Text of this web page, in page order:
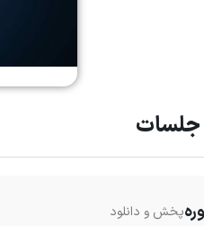
جلسات
پخش و دانلود